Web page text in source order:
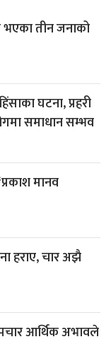
भएका तीन जनाको
घटना, प्रहरी
समाधान सम्भव
मानव
हराए, चार अझै
आर्थिक अभावले